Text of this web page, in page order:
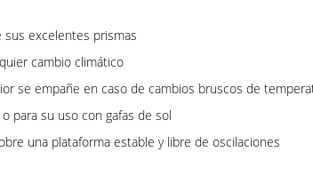
sus excelentes prismas
cambio climático
se empañe en caso de cambios bruscos de
para su uso con gafas de sol
una plataforma estable y libre de oscilaciones